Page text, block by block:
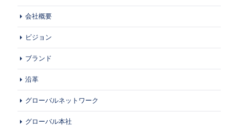
会社概要
ビジョン
ブランド
沿革
グローバルネットワーク
グローバル本社